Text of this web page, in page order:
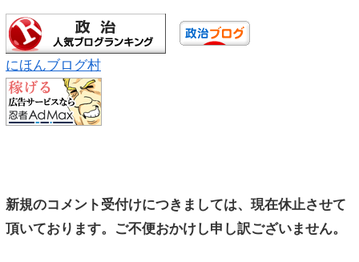
にほんブログ村
新規のコメント受付けにつきましては、現在休止させて
頂いております。ご不便おかけし申し訳ございません。